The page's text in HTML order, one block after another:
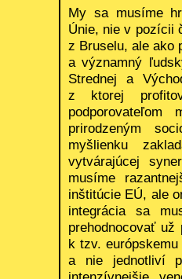
My sa musíme
Únie, nie v pozícii
z Bruselu, ale ako
a významný
Strednej a
z ktorej
prirodzeným
myšlienku
vytvárajúcej
musíme
inštitúcie EÚ, ale
integrácia sa
prehodnocovať
k tzv.
a nie jednotliví